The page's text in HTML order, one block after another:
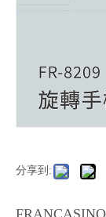
分享到: